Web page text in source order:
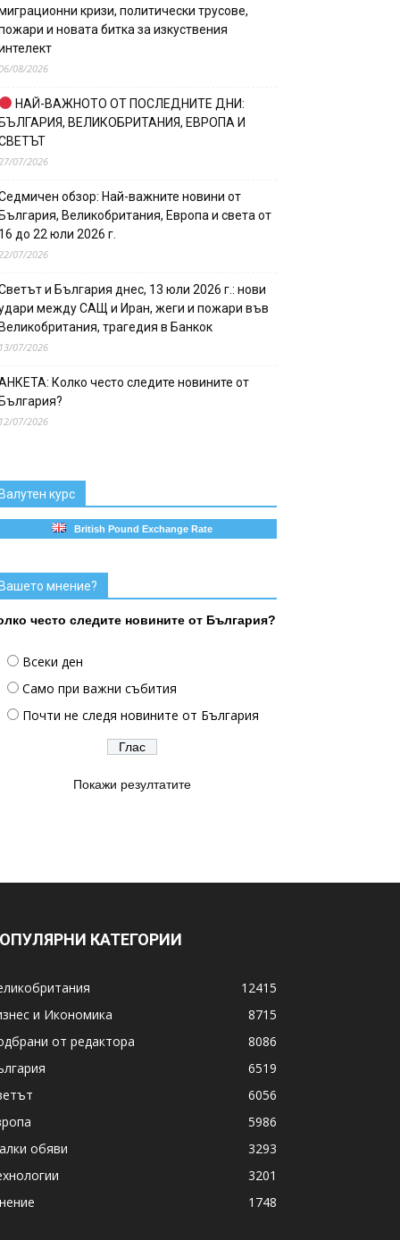
кризи, политически трусове,
и новата битка за изкуствения
08/2026
НАЙ-ВАЖНОТО ОТ ПОСЛЕДНИТЕ ДНИ:
ВЕЛИКОБРИТАНИЯ, ЕВРОПА И
07/2026
обзор: Най-важните новини от
Великобритания, Европа и света от
до 22 юли 2026 г.
07/2026
и България днес, 13 юли 2026 г.: нови
между САЩ и Иран, жеги и пожари във
трагедия в Банкок
07/2026
Колко често следите новините от
07/2026
курс
British Pound Exchange Rate
мнение?
често следите новините от България?
Всеки ден
Само при важни събития
Почти не следя новините от България
Покажи резултатите
КАТЕГОРИИ
12415
и Икономика
8715
от редактора
8086
6519
6056
5986
обяви
3293
3201
1748